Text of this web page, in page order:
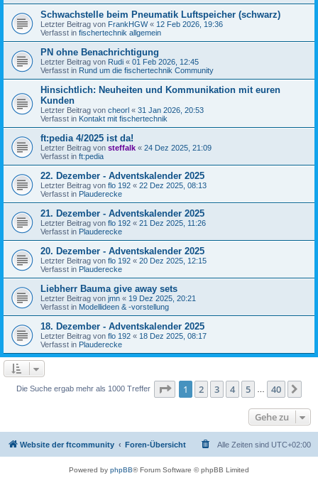
Schwachstelle beim Pneumatik Luftspeicher (schwarz)
Letzter Beitrag von FrankHGW« 12 Feb 2026, 19:36
Verfasst in fischertechnik allgemein
PN ohne Benachrichtigung
Letzter Beitrag von Rudi « 01 Feb 2026, 12:45
Verfasst in Rund um die fischertechnik Community
Hinsichtlich: Neuheiten und Kommunikation mit euren
Kunden
Letzter Beitrag von cheorl « 31 Jan 2026, 20:53
Verfasst in Kontakt mit fischertechnik
ft:pedia 4/2025 ist da!
Letzter Beitrag von steffalk « 24 Dez 2025, 21:09
Verfasst in ft:pedia
22. Dezember - Adventskalender 2025
Letzter Beitrag von flo 192 « 22 Dez 2025, 08:13
Verfasst in Plauderecke
21. Dezember - Adventskalender 2025
Letzter Beitrag von flo 192 « 21 Dez 2025, 11:26
Verfasst in Plauderecke
20. Dezember - Adventskalender 2025
Letzter Beitrag von flo 192 « 20 Dez 2025, 12:15
Verfasst in Plauderecke
Liebherr Bauma give away sets
Letzter Beitrag von jmn « 19 Dez 2025, 20:21
Verfasst in Modellideen & -vorstellung
18. Dezember - Adventskalender 2025
Letzter Beitrag von flo 192 « 18 Dez 2025, 08:17
Verfasst in Plauderecke
Die Suche ergab mehr als 1000 Treffer Seite 1von 40
1 2 3 4 5 40
Gehe zu
Website der ftcommunity Foren-Übersicht Alle Zeiten sind UTC+02:00
Powered by phpBB® Forum Software © phpBB Limited